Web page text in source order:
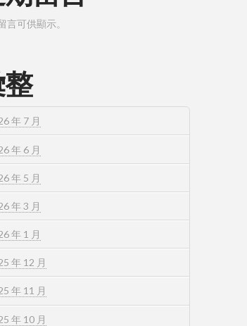
言可供顯示。
年 7 月
年 6 月
年 5 月
年 3 月
年 1 月
年 12 月
年 11 月
年 10 月